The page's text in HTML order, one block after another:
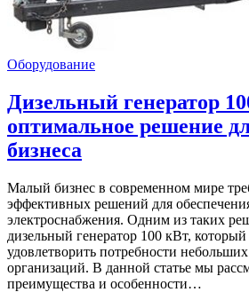
Оборудование
Дизельный генератор
оптимальное решение
бизнеса
Малый бизнес в современном мире
эффективных решений для
электроснабжения. Одним из таких
дизельный генератор 100 кВт, который
удовлетворить потребности
организаций. В данной статье мы
преимущества и особенности…